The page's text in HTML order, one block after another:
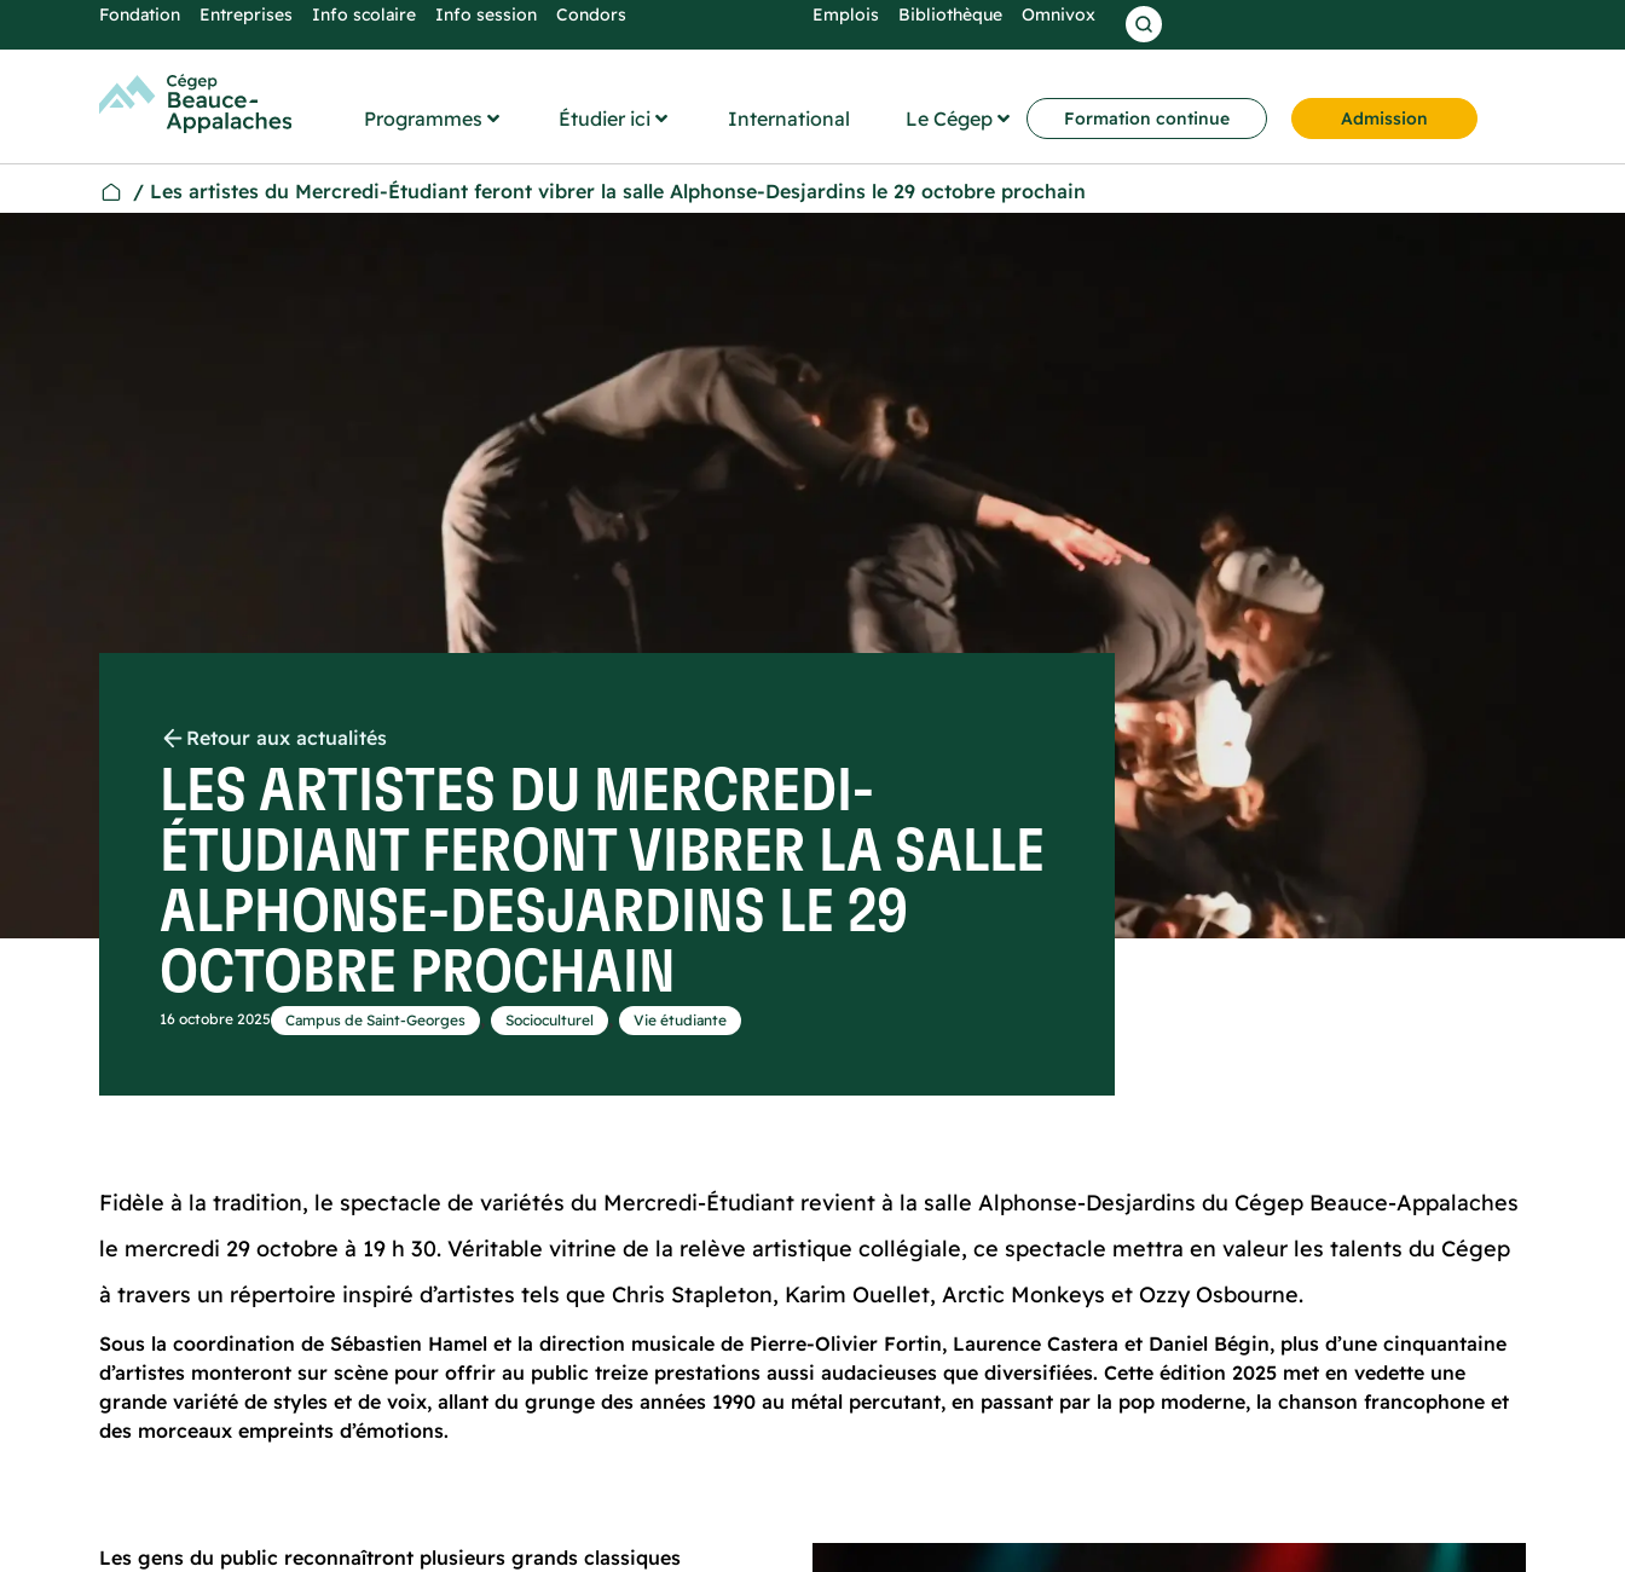
Fondation Entreprises Info scolaire Info session Condors Emplois Bibliothèque Omnivox
Programmes Étudier ici International Le Cégep Formation continue Admission
/ Les artistes du Mercredi-Étudiant feront vibrer la salle Alphonse-Desjardins le 29 octobre prochain
Retour aux actualités
LES ARTISTES DU MERCREDI-
ÉTUDIANT FERONT VIBRER LA SALLE
ALPHONSE-DESJARDINS LE 29
OCTOBRE PROCHAIN
16 octobre 2025 Campus de Saint-Georges , Socioculturel , Vie étudiante
Fidèle à la tradition, le spectacle de variétés du Mercredi-Étudiant revient à la salle Alphonse-Desjardins du Cégep Beauce-Appalaches
le mercredi 29 octobre à 19 h 30. Véritable vitrine de la relève artistique collégiale, ce spectacle mettra en valeur les talents du Cégep
à travers un répertoire inspiré d’artistes tels que Chris Stapleton, Karim Ouellet, Arctic Monkeys et Ozzy Osbourne.
Sous la coordination de Sébastien Hamel et la direction musicale de Pierre-Olivier Fortin, Laurence Castera et Daniel Bégin, plus d’une cinquantaine
d’artistes monteront sur scène pour offrir au public treize prestations aussi audacieuses que diversifiées. Cette édition 2025 met en vedette une
grande variété de styles et de voix, allant du grunge des années 1990 au métal percutant, en passant par la pop moderne, la chanson francophone et
des morceaux empreints d’émotions.
Les gens du public reconnaîtront plusieurs grands classiques